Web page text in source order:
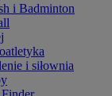
i Badminton
i siłownia